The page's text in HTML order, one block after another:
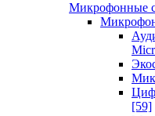
Микрофонные
[59]